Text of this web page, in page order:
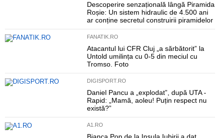
Descoperire senzațională lângă Piramida
Roșie: Un sistem hidraulic de 4.500 ani
ar conține secretul construirii piramidelor
FANATIK.RO
Atacantul lui CFR Cluj „a sărbătorit” la
Untold umilința cu 0-5 din meciul cu
Tromso. Foto
DIGISPORT.RO
Daniel Pancu a „explodat”, după UTA -
Rapid: „Mamă, aoleu! Puțin respect nu
există?”
A1.RO